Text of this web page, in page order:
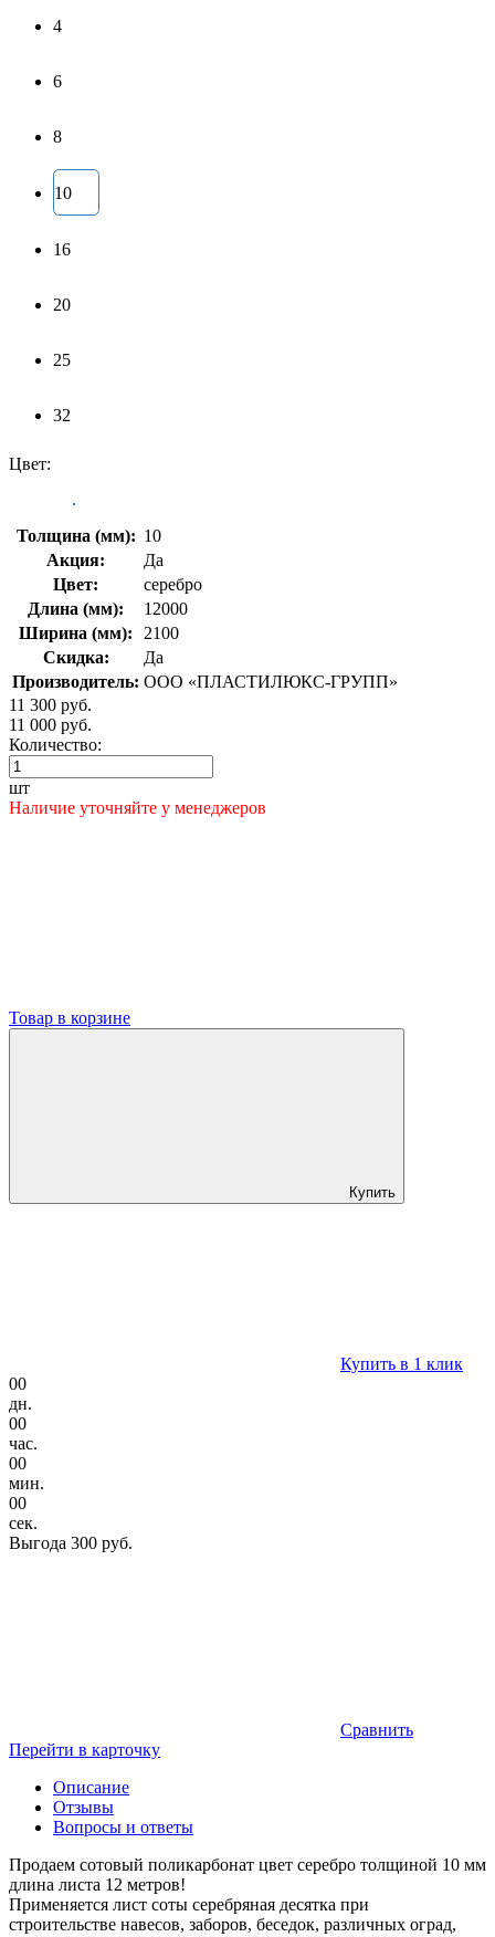
4
6
8
10
16
20
25
32
Цвет:
Толщина (мм): 10
Акция:
Да
Цвет:
серебро
Длина (мм):
12000
Ширина (мм):
2100
Скидка:
Да
Производитель: ООО «ПЛАСТИЛЮКС-ГРУПП»
11 300 руб.
11 000 руб.
Количество:
шт
Наличие уточняйте у менеджеров
Товар в корзине
Купить
Купить в 1 клик
00
дн.
00
час.
00
мин.
00
сек.
Выгода 300 руб.
Сравнить
Перейти в карточку
Описание
Отзывы
Вопросы и ответы
Продаем сотовый поликарбонат цвет серебро толщиной 10 мм
длина листа 12 метров!
Применяется лист соты серебряная десятка при
строительстве навесов, заборов, беседок, различных оград,